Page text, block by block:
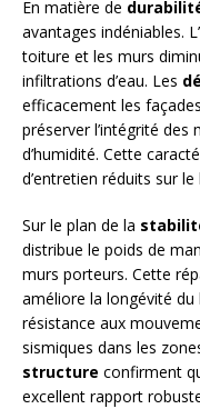
En matière de
avantages indéniables.
toiture et les murs
infiltrations d’eau. Les
efficacement les
préserver l’intégrité
d’humidité. Cette
d’entretien réduits sur
Sur le plan de la
distribue le poids de
murs porteurs. Cette
améliore la longévité
résistance aux
sismiques dans les
structure confirment
excellent rapport